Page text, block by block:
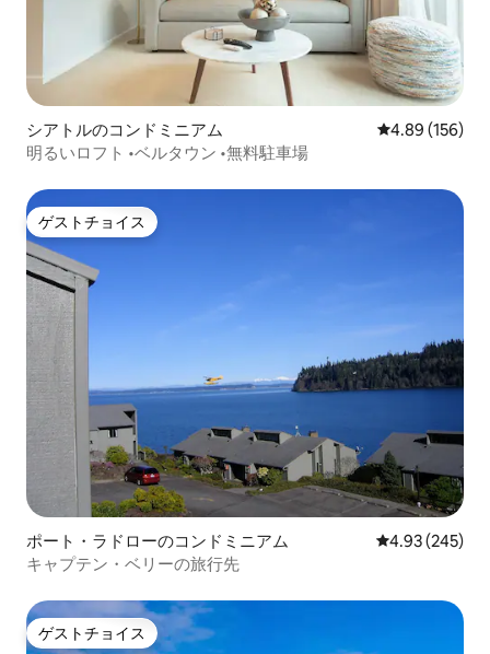
シアトルのコンドミニアム レビュー156
4.89 (156)
明るいロフト •ベルタウン •無料駐車場
ゲストチョイス
ゲストチョイス
ポート・ラドローのコンドミニアム レビュー245
4.93 (245)
キャプテン・ベリーの旅行先
ゲストチョイス
ゲストチョイス